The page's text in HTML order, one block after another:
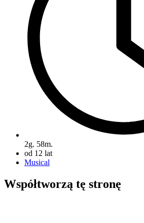
2g. 58m.
od 12 lat
Musical
Współtworzą tę stronę